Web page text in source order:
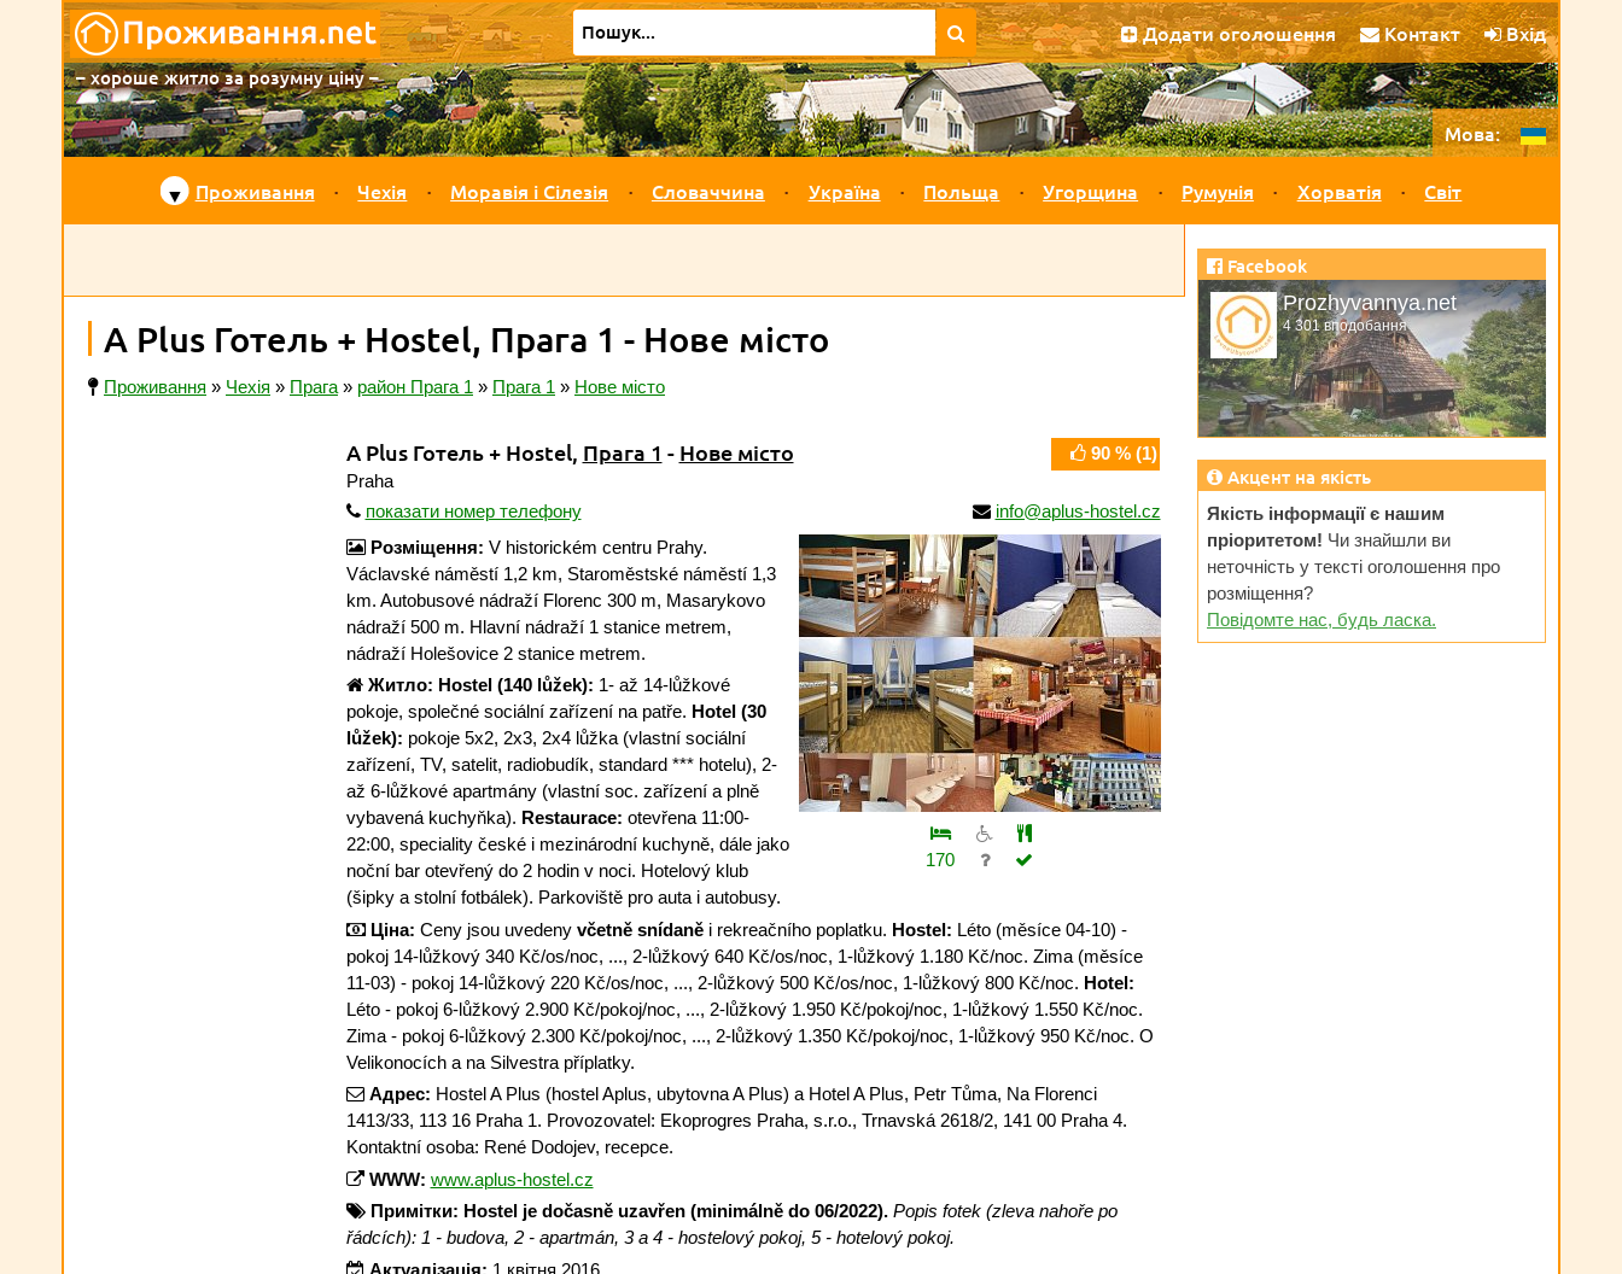
Додати оголошення Контакт Вхід
– хороше житло за розумну ціну –
Мова:
▼ Проживання Чехія Моравія і Сілезія Словаччина Україна Польща Угорщина Румунія Хорватія Світ
A Plus Готель + Hostel, Прага 1 - Нове місто
Проживання » Чехія » Прага » район Прага 1 » Прага 1 » Нове місто
90% (1)
A Plus Готель + Hostel, Прага 1 - Нове місто
Praha
показати номер телефону
info@aplus-hostel.cz
170
Розміщення: V historickém centru Prahy.
Václavské náměstí 1,2 km, Staroměstské náměstí 1,3
km. Autobusové nádraží Florenc 300 m, Masarykovo
nádraží 500 m. Hlavní nádraží 1 stanice metrem,
nádraží Holešovice 2 stanice metrem.
Житло: Hostel (140 lůžek): 1- až 14-lůžkové
pokoje, společné sociální zařízení na patře. Hotel (30
lůžek): pokoje 5x2, 2x3, 2x4 lůžka (vlastní sociální
zařízení, TV, satelit, radiobudík, standard *** hotelu), 2-
až 6-lůžkové apartmány (vlastní soc. zařízení a plně
vybavená kuchyňka). Restaurace: otevřena 11:00-
22:00, speciality české i mezinárodní kuchyně, dále jako
noční bar otevřený do 2 hodin v noci. Hotelový klub
(šipky a stolní fotbálek). Parkoviště pro auta i autobusy.
Ціна: Ceny jsou uvedeny včetně snídaněi rekreačního poplatku. Hostel: Léto (měsíce 04-10) -
pokoj 14-lůžkový 340 Kč/os/noc, ..., 2-lůžkový 640 Kč/os/noc, 1-lůžkový 1.180 Kč/noc. Zima (měsíce
11-03) - pokoj 14-lůžkový 220 Kč/os/noc, ..., 2-lůžkový 500 Kč/os/noc, 1-lůžkový 800 Kč/noc. Hotel:
Léto - pokoj 6-lůžkový 2.900 Kč/pokoj/noc, ..., 2-lůžkový 1.950 Kč/pokoj/noc, 1-lůžkový 1.550 Kč/noc.
Zima - pokoj 6-lůžkový 2.300 Kč/pokoj/noc, ..., 2-lůžkový 1.350 Kč/pokoj/noc, 1-lůžkový 950 Kč/noc. O
Velikonocích a na Silvestra příplatky.
Адрес: Hostel A Plus (hostel Aplus, ubytovna A Plus) a Hotel A Plus, Petr Tůma, Na Florenci
1413/33, 113 16 Praha 1. Provozovatel: Ekoprogres Praha, s.r.o., Trnavská 2618/2, 141 00 Praha 4.
Kontaktní osoba: René Dodojev, recepce.
WWW: www.aplus-hostel.cz
Примітки: Hostel je dočasně uzavřen (minimálně do 06/2022). Popis fotek (zleva nahoře po
řádcích): 1 - budova, 2 - apartmán, 3 a 4 - hostelový pokoj, 5 - hotelový pokoj.
Актуалізація: 1 квітня 2016
Facebook
Prozhyvannya.net
4 301 вподобання
Акцент на якість
Якість інформації є нашим
пріоритетом! Чи знайшли ви
неточність у тексті оголошення про
розміщення?
Повідомте нас, будь ласка.